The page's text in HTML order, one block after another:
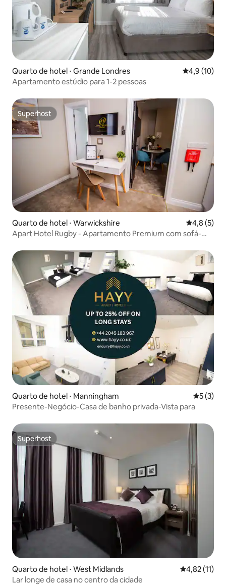
Quarto de hotel ⋅ Grande Londres 4,9 de uma
4,9 (10)
Apartamento estúdio para 1-2 pessoas
Superhost
Superhost
Quarto de hotel ⋅ Warwickshire 4,8 de
4,8 (5)
Apart Hotel Rugby - Apartamento Premium com sofá-
Quarto de hotel ⋅ Manningham 5 de
5 (3)
Presente-Negócio-Casa de banho privada-Vista para
Superhost
Superhost
Quarto de hotel ⋅ West Midlands 4,82 de uma
4,82 (11)
Lar longe de casa no centro da cidade